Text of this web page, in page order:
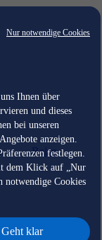
Nur notwendige Cookies
Ihnen über
und dieses
bei unseren
anzeigen.
festlegen.
dem Klick auf „Nur
notwendige Cookies
Geht klar
Reise